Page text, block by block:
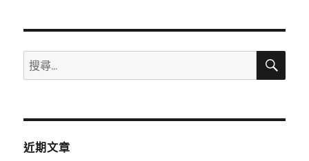
搜
尋
鍵
搜
近期文章